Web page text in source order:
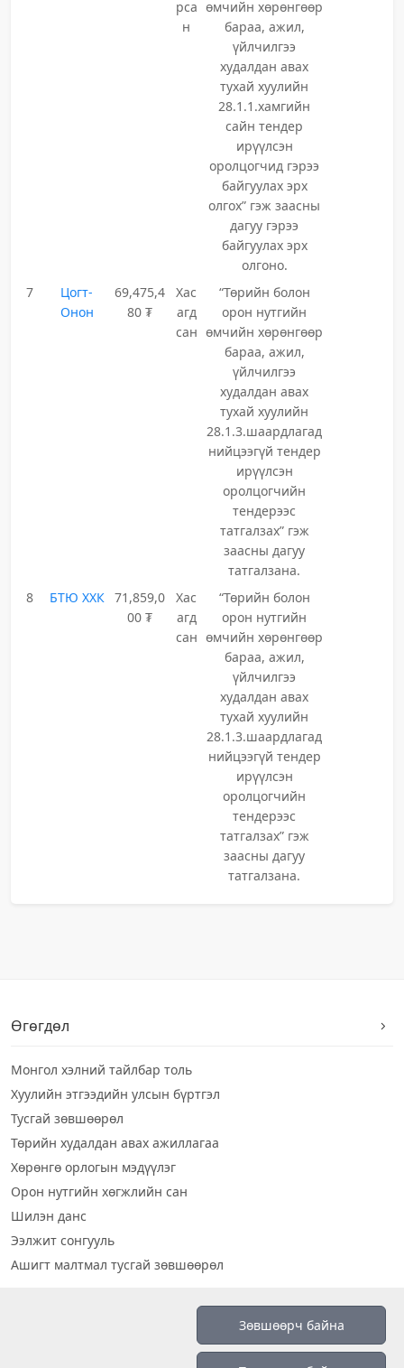
рса
н
өмчийн хөрөнгөөр
бараа, ажил,
үйлчилгээ
худалдан авах
тухай хуулийн
28.1.1.хамгийн
сайн тендер
ирүүлсэн
оролцогчид гэрээ
байгуулах эрх
олгох” гэж заасны
дагуу гэрээ
байгуулах эрх
олгоно.
7
Цогт-
Онон
69,475,4
80 ₮
Хас
агд
сан
“Төрийн болон
орон нутгийн
өмчийн хөрөнгөөр
бараа, ажил,
үйлчилгээ
худалдан авах
тухай хуулийн
28.1.3.шаардлагад
нийцээгүй тендер
ирүүлсэн
оролцогчийн
тендерээс
татгалзах” гэж
заасны дагуу
татгалзана.
8
БТЮ ХХК 71,859,0
00 ₮
Хас
агд
сан
“Төрийн болон
орон нутгийн
өмчийн хөрөнгөөр
бараа, ажил,
үйлчилгээ
худалдан авах
тухай хуулийн
28.1.3.шаардлагад
нийцээгүй тендер
ирүүлсэн
оролцогчийн
тендерээс
татгалзах” гэж
заасны дагуу
татгалзана.
Өгөгдөл
Монгол хэлний тайлбар толь
Хуулийн этгээдийн улсын бүртгэл
Тусгай зөвшөөрөл
Төрийн худалдан авах ажиллагаа
Хөрөнгө орлогын мэдүүлэг
Орон нутгийн хөгжлийн сан
Шилэн данс
Ээлжит сонгууль
Ашигт малтмал тусгай зөвшөөрөл
Зөвшөөрч байна